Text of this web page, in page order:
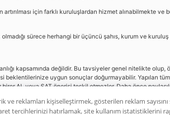
için farklı kuruluşlardan hizmet alınabilmekte
sürece herhangi bir üçüncü şahıs, kurum ve kuruluş
kapsamında değildir. Bu tavsiyeler genel nitelikte
beklentilerinize uygun sonuçlar doğurmayabilir.
AL veya SAT önerisi teşkil etmezler. Daha önce
ve reklamları kişiselleştirmek, gösterilen reklam sayısını
tercihlerinizi hatırlamak, site kullanım istatistiklerini